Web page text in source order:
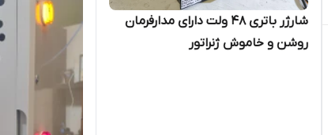
شارژر باتری ۴۸ ولت دارای مدارفرمان
روشن و خاموش ژنراتور